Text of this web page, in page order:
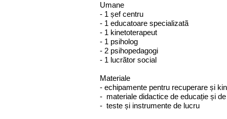
Umane
- 1 șef centru
- 1 educatoare specializatã
- 1 kinetoterapeut
- 1 psiholog
- 2 psihopedagogi
- 1 lucrãtor social
Materiale
- echipamente pentru recuperare și
- materiale didactice de educație și
- teste și instrumente de lucru